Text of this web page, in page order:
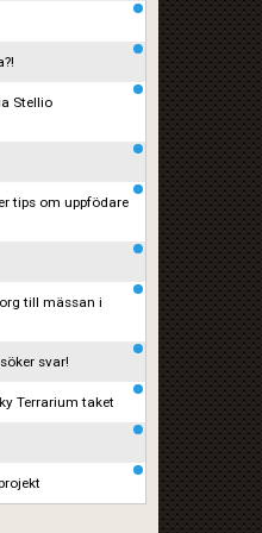
Stellio
tips om uppfödare
till mässan i
svar!
Terrarium taket